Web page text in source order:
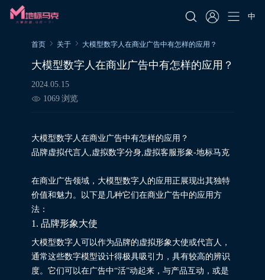
中
首页 关于 大模型数字人在商业广告中有怎样的应用？
大模型数字人在商业广告中有怎样的应用？
2024.05.15
1069 浏览
大模型数字人在商业广告中有怎样的应用？
品牌虚拟代言人,虚拟数字分身,虚拟客服形象-地标马克
在商业广告领域，大模型数字人的应用正展现出其独特
价值和魅力。以下是几种它们在商业广告中的应用方
法：
1. 品牌形象大使
大模型数字人可以作为品牌的虚拟形象大使或代言人，
通常这些数字模型设计得极具吸引力，具有较高的辨识
度。它们可以在广告中“活”动起来，与产品互动，或是